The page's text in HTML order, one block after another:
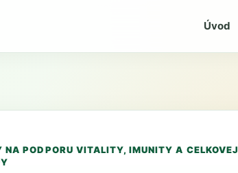
Úvod
NA PODPORU VITALITY, IMUNITY A CELKOVEJ